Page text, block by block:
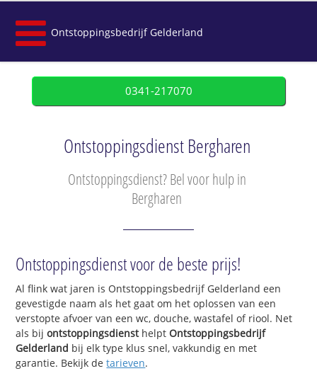
Ontstoppingsbedrijf Gelderland
0341-217070
Ontstoppingsdienst Bergharen
Ontstoppingsdienst? Bel voor hulp in
Bergharen
Ontstoppingsdienst voor de beste prijs!
Al flink wat jaren is Ontstoppingsbedrijf Gelderland een
gevestigde naam als het gaat om het oplossen van een
verstopte afvoer van een wc, douche, wastafel of riool. Net
als bijontstoppingsdiensthelptOntstoppingsbedrijf
Gelderland bij elk type klus snel, vakkundig en met
garantie. Bekijk detarieven.